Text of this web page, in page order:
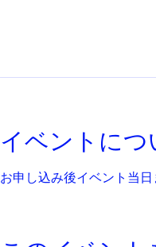
イベントにつ
お申し込み後イベント当